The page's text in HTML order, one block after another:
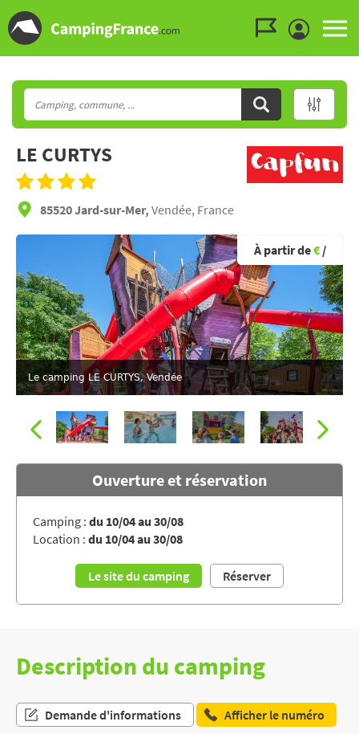
LE CURTYS
85520 Jard-sur-Mer, Vendée, France
Le camping LE CURTYS, Vendée
Le camping LE CURTYS, Vendée
À partir de€ /
Ouverture et réservation
Camping : du 10/04 au 30/08
Location : du 10/04 au 30/08
Le site du camping Réserver
Description du camping
Demande d'informations
Afficher le numéro